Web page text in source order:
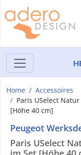
Home
Accessoires
Paris USelect
[Höhe 40 cm]
Peugeot
Paris USelect